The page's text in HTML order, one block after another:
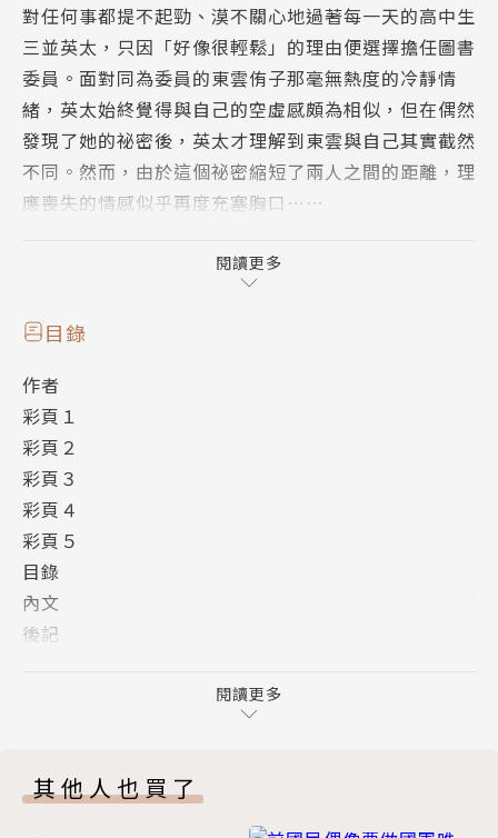
對任何事都提不起勁、漠不關心地過著每一天的高中生
三並英太，只因「好像很輕鬆」的理由便選擇擔任圖書
委員。面對同為委員的東雲侑子那毫無熱度的冷靜情
緒，英太始終覺得與自己的空虛感頗為相似，但在偶然
發現了她的祕密後，英太才理解到東雲與自己其實截然
不同。然而，由於這個祕密縮短了兩人之間的距離，理
應喪失的情感似乎再度充塞胸口……
「2013這本輕小說最厲害！」TOP8，「書店店員最
早熟的少年少女攜手共譜──焦慮又苦澀的青春愛情故
★日本讀者不分男女一致好評：
「自從《仰望半月的夜空》和《TIGER×DRAGO
N！》後，已經好久沒讀過像這樣不需任何幻想設定就
能打動人心的作品。」
「對於隨故事進展，一點一滴改變的微妙距離感描寫極
為出色。」
「戀愛喜劇當道的現在，難得看見一部沒有喜劇元素、
純粹而動人的戀愛輕小說。」
森橋賓果Bingo Morihashi
閱讀更多
目錄
作者
彩頁１
彩頁２
彩頁３
彩頁４
彩頁５
目錄
內文
後記
閱讀更多
其他人也買了